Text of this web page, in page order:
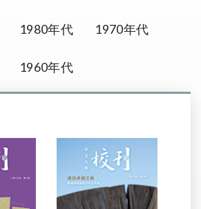
1980年代 1970年代
1960年代